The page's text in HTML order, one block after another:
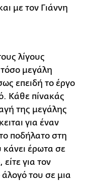
με τον Γιάννη
λίγους
μεγάλη
επειδή το έργο
Κάθε πίνακάς
της μεγάλης
για έναν
ποδήλατο στη
κάνει έρωτα σε
για τον
του σε μια